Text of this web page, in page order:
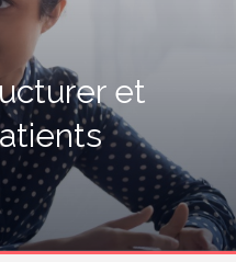
recommande en revanche la
mise en place d’une obligation
contre la grippe pour
l'ensemble des professionnels de
ainsi que pour les autres
travaillant dans les
de santé ou dans
établissements médicaux
hébergeant des
âgées, en contact
des personnes à risque de
sévère, avec un
prioritaire en Ehpad
et